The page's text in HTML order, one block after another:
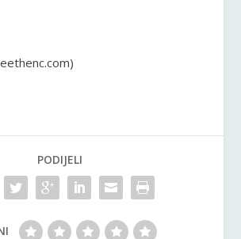
PODIJELI